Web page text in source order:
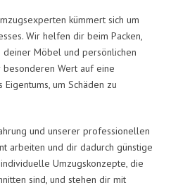
kümmert sich um
Wir helfen dir beim Packen,
deiner Möbel und persönlichen
Wert auf eine
um Schäden zu
und unserer professionellen
arbeiten und dir dadurch günstige
Umzugskonzepte, die
sind, und stehen dir mit